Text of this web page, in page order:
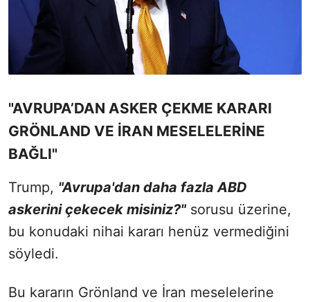
"AVRUPA’DAN ASKER ÇEKME KARARI
GRÖNLAND VE İRAN MESELELERİNE
BAĞLI"
Trump, "Avrupa'dan daha fazla ABD
askerini çekecek misiniz?"sorusu üzerine,
bu konudaki nihai kararı henüz vermediğini
söyledi.
Bu kararın Grönland ve İran meselelerine